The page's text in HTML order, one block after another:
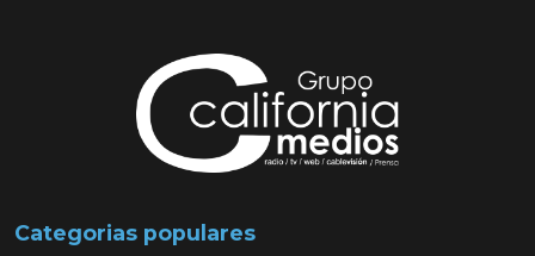
Categorias populares